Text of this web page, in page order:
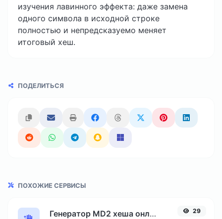
изучения лавинного эффекта: даже замена
одного символа в исходной строке
полностью и непредсказуемо меняет
итоговый хеш.
ПОДЕЛИТЬСЯ
ПОХОЖИЕ СЕРВИСЫ
Генератор MD2 хеша онлайн 29